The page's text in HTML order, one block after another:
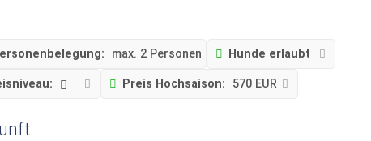
max. 2 Personen Hunde erlaubt
Preis Hochsaison: 570 EUR